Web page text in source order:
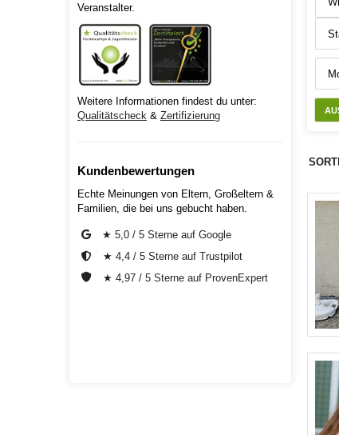
Veranstalter.
Weitere Informationen findest du unter:
Qualitätscheck & Zertifizierung
Kundenbewertungen
Echte Meinungen von Eltern, Großeltern &
Familien, die bei uns gebucht haben.
★ 5,0 / 5 Sterne auf Google
★ 4,4 / 5 Sterne auf Trustpilot
★ 4,97 / 5 Sterne auf ProvenExpert